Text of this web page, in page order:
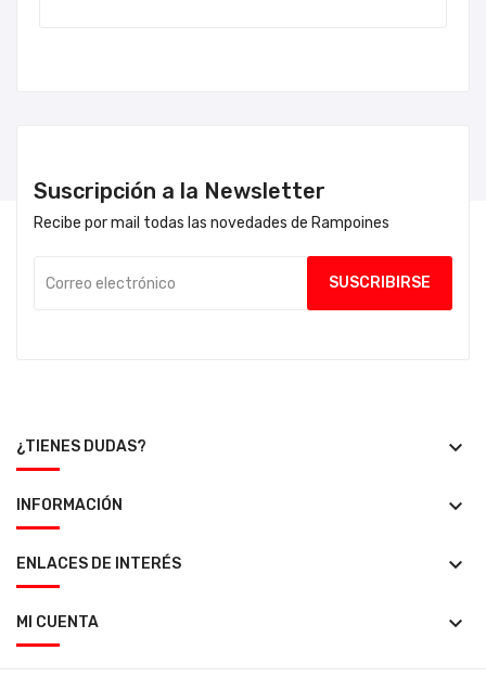
Suscripción a la Newsletter
Recibe por mail todas las novedades de Rampoines
¿TIENES DUDAS? keyboard_arrow_down
INFORMACIÓN keyboard_arrow_down
ENLACES DE INTERÉS keyboard_arrow_down
MI CUENTA keyboard_arrow_down